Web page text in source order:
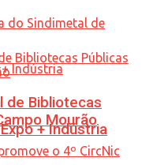
+ Indústria
de Bibliotecas
Mourão